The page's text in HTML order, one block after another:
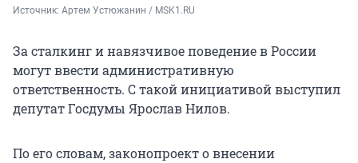
Источник: Артем Устюжанин / MSK1.RU
За сталкинг и навязчивое поведение в России
могут ввести административную
ответственность. С такой инициативой выступил
депутат Госдумы Ярослав Нилов.
По его словам, законопроект о внесении